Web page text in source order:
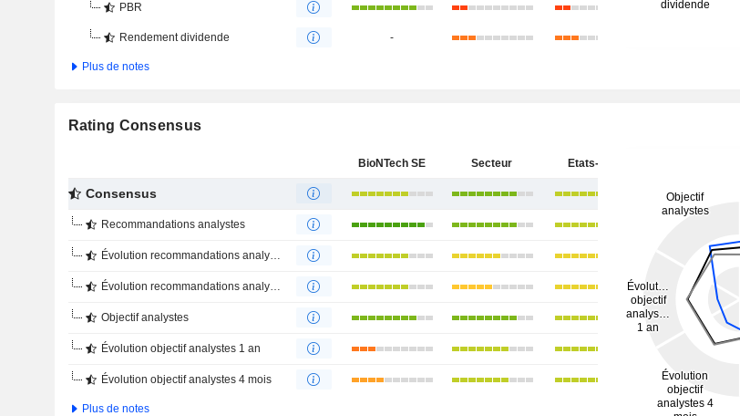
PBR
Rendement dividende -
Plus de notes
Rating Consensus
BioNTech SE Secteur Etats-Unis
Consensus
Recommandations analystes
Évolution recommandations analystes 1 an
Évolution recommandations analystes 4 mois
Objectif analystes
Évolution objectif analystes 1 an
Évolution objectif analystes 4 mois
Plus de notes